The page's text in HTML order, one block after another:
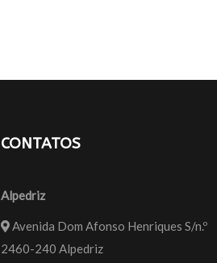
CONTATOS
Alpedriz
Avenida Dom Afonso Henriques S/n.º
2460-240 Alpedriz